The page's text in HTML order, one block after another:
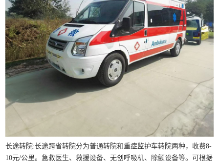
长途转院:长途跨省转院分为普通转院和重症监护车转院两种，收费8-
10元/公里。急救医生、救援设备、无创呼吸机、除颤设备等。可根据